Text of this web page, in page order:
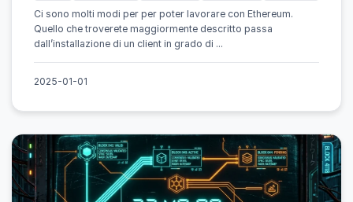
Ci sono molti modi per per poter lavorare con Ethereum.
Quello che troverete maggiormente descritto passa
dall’installazione di un client in grado di ...
2025-01-01